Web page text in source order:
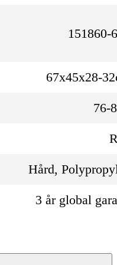
151860-
67x45x28-
76-
Hård,
3 år global